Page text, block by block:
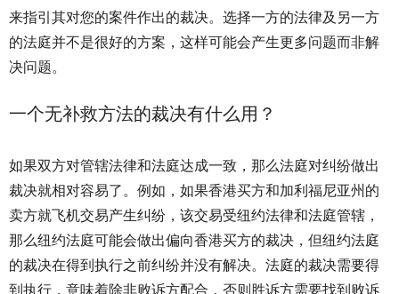
来指引其对您的案件作出的裁决。选择一方的法律及另一方
的法庭并不是很好的方案，这样可能会产生更多问题而非解
决问题。
一个无补救方法的裁决有什么用？
如果双方对管辖法律和法庭达成一致，那么法庭对纠纷做出
裁决就相对容易了。例如，如果香港买方和加利福尼亚州的
卖方就飞机交易产生纠纷，该交易受纽约法律和法庭管辖，
那么纽约法庭可能会做出偏向香港买方的裁决，但纽约法庭
的裁决在得到执行之前纠纷并没有解决。法庭的裁决需要得
到执行，意味着除非败诉方配合，否则胜诉方需要找到败诉